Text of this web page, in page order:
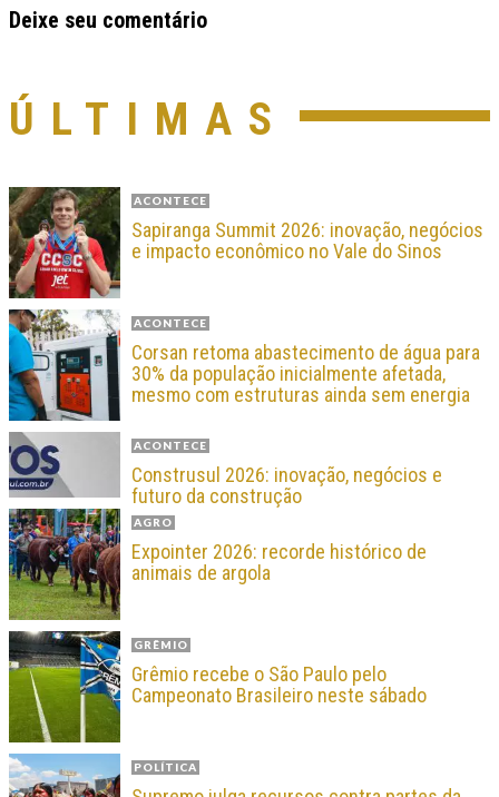
Deixe seu comentário
ÚLTIMAS
ACONTECE
Sapiranga Summit 2026: inovação, negócios
e impacto econômico no Vale do Sinos
ACONTECE
Corsan retoma abastecimento de água para
30% da população inicialmente afetada,
mesmo com estruturas ainda sem energia
ACONTECE
Construsul 2026: inovação, negócios e
futuro da construção
AGRO
Expointer 2026: recorde histórico de
animais de argola
GRÊMIO
Grêmio recebe o São Paulo pelo
Campeonato Brasileiro neste sábado
POLÍTICA